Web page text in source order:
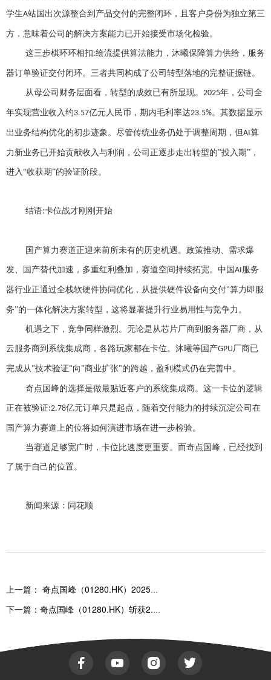
学生A站国出次源整合到产品交付的完整闭环，且客户身份为独立第三
方，意味着公司的解决方案能力已开始接受市场化检验。
这三步棋环环相扣:绘流提供算法能力，沐曦保障算力供给，服务
器订单验证交付闭环。三者共同构成了公司转型落地的完整证据链。
从母公司财务层面看，转型的成效已有所显现。 2025年，公司全
年实现营业收入约3.57亿元人民币，期内毛利率达23.5%。其数据显示
出业务结构优化的初步迹象。尽管传统业务仍处于调整周期，但AI算
力新业务已开始贡献收入与利润，公司正逐步走出转型的”投入期”，
进入“收获期”的验证阶段。
结语:卡位战才刚刚开始
国产算力赛道正迎来前所未有的历史机遇。政策推动、需求爆
发、国产替代加速，多重红利叠加，赛道空间持续拓宽。中国 AI服务
器行业正通过全栈软硬件协同优化，从提供硬件设备向交付"算力即服
务”的一体化解决方案转型，这将显著提升行业易用性与竞争力。
机遇之下，竞争同样激烈。无论是从芯片厂商到服务器厂商，从
云服务商到系统集成商，各路玩家都在卡位。沐曦等国产GPU厂商已
完成从"技术验证"向 "商业扩张"的跨越，盈利模式仍在完善中。
奇点国峰的选择是做最贴近客户的系统集成商。这一卡位的逻辑
正在被验证:2.78亿元订单只是起点，随着交付能力的持续沉淀公司在
国产算力赛道上的位将如何演进市场在进一步检验。
当赛道足够宽广时，卡位比速度更重要。而奇点国峰，已经找到
了属于自己的位置。
新闻来源：同花顺
上一篇： 奇点国峰（01280.HK）2025年业绩：AI转型落地成效显著，多元业务协同支撑高质量发展
下一篇： 奇点国峰（01280.HK）斩获2.78亿元AI服务器订单，战略转型持续发力夯实智能算力赛道